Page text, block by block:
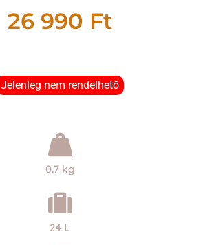
26 990 Ft
Jelenleg nem rendelhető
0.7 kg
24 L